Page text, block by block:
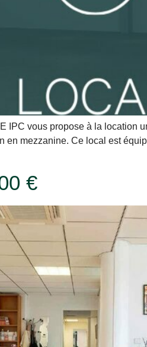
vous propose à la location
en mezzanine. Ce local est
€